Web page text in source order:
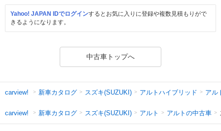
Yahoo! JAPAN IDでログインするとお気に入りに登録や複数見積もりがで
きるようになります。
中古車トップへ
carview! 新車カタログ スズキ(SUZUKI) アルトハイブリッド アル
carview! 新車カタログ スズキ(SUZUKI) アルト アルトの中古車